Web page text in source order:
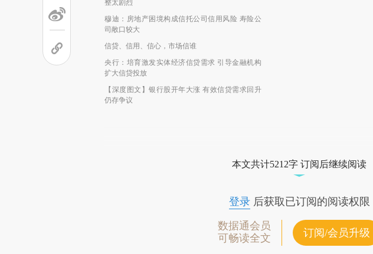
整太剧烈
穆迪：房地产困境构成信托公司信用风险 寿险公
司敞口较大
信贷、信用、信心，市场信谁
央行：培育激发实体经济信贷需求 引导金融机构
扩大信贷投放
【深度图文】银行股开年大涨 有效信贷需求回升
仍存争议
本文共计5212字 订阅后继续阅读
登录后获取已订阅的阅读权限
数据通会员
可畅读全文
订阅/会员升级